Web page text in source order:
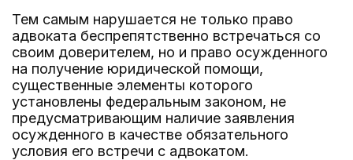
Тем самым нарушается не только право
адвоката беспрепятственно встречаться со
своим доверителем, но и право осужденного
на получение юридической помощи,
существенные элементы которого
установлены федеральным законом, не
предусматривающим наличие заявления
осужденного в качестве обязательного
условия его встречи с адвокатом.